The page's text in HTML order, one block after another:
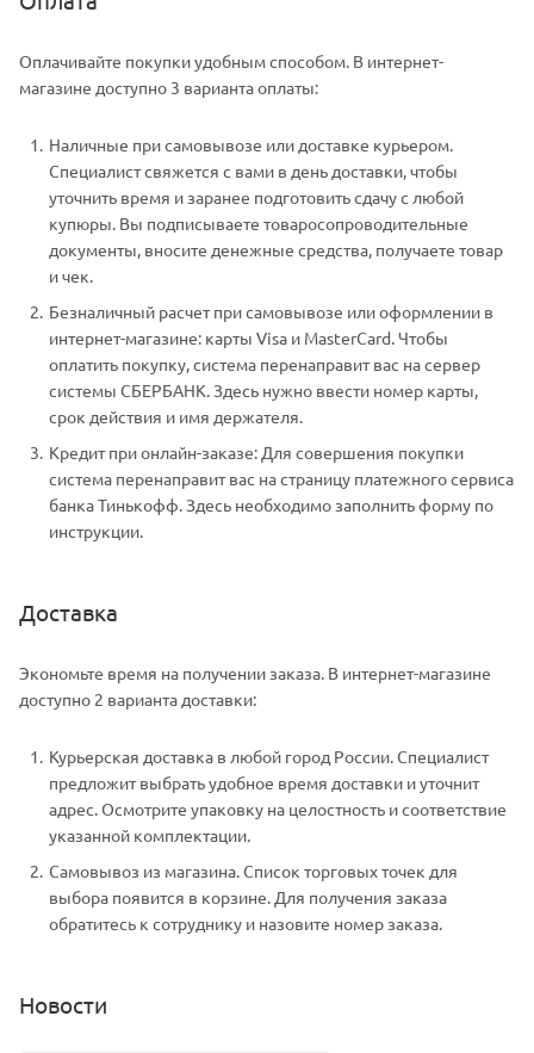
Оплачивайте покупки удобным способом. В интернет-
магазине доступно 3 варианта оплаты:
Наличные при самовывозе или доставке курьером.
Специалист свяжется с вами в день доставки, чтобы
уточнить время и заранее подготовить сдачу с любой
купюры. Вы подписываете товаросопроводительные
документы, вносите денежные средства, получаете товар
и чек.
Безналичный расчет при самовывозе или оформлении в
интернет-магазине: карты Visa и MasterCard. Чтобы
оплатить покупку, система перенаправит вас на сервер
системы СБЕРБАНК. Здесь нужно ввести номер карты,
срок действия и имя держателя.
Кредит при онлайн-заказе: Для совершения покупки
система перенаправит вас на страницу платежного сервиса
банка Тинькофф. Здесь необходимо заполнить форму по
инструкции.
Доставка
Экономьте время на получении заказа. В интернет-магазине
доступно 2 варианта доставки:
Курьерская доставка в любой город России. Специалист
предложит выбрать удобное время доставки и уточнит
адрес. Осмотрите упаковку на целостность и соответствие
указанной комплектации.
Самовывоз из магазина. Список торговых точек для
выбора появится в корзине. Для получения заказа
обратитесь к сотруднику и назовите номер заказа.
Новости